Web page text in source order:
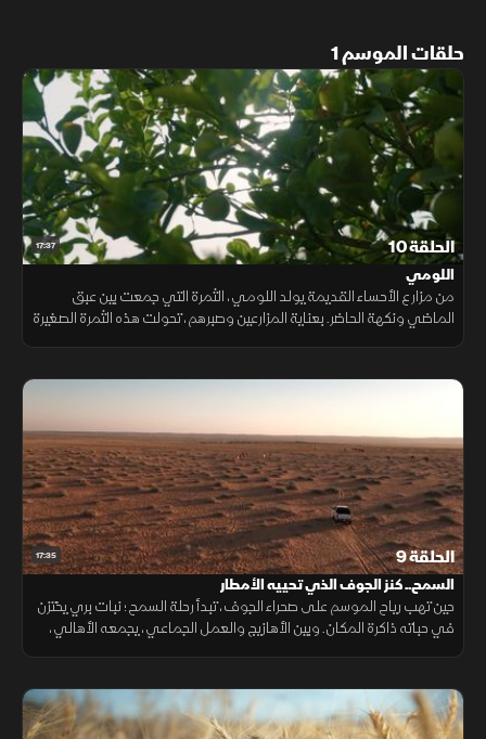
حلقات الموسم 1
17:37 الحلقة 10
اللومي
من مزارع الأحساء القديمة يولد اللومي، الثمرة التي جمعت بين عبق
الماضي ونكهة الحاضر. بعناية المزارعين وصبرهم، تحولت هذه الثمرة الصغيرة
17:35 الحلقة 9
السمح.. كنز الجوف الذي تحييه الأمطار
حين تهب رياح الموسم على صحراء الجوف، تبدأ رحلة السمح؛ نبات بري يختزن
في حباته ذاكرة المكان. وبين الأهازيج والعمل الجماعي، يجمعه الأهالي،